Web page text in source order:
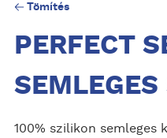
Tömítés
PERFECT
SEMLEGES
100% szilikon semleges